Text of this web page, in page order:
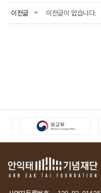
이전글 이전글이 없습니다.